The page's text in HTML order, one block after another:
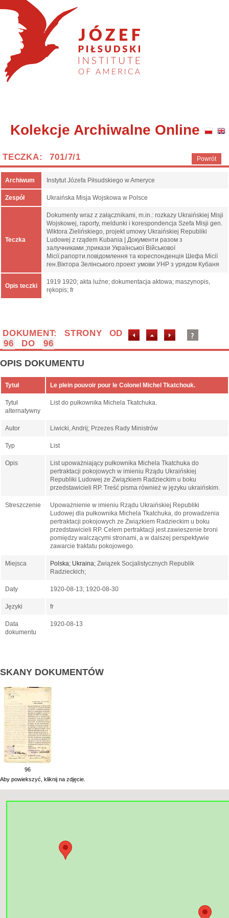
Kolekcje Archiwalne Online
Powrót
TECZKA: 701/7/1
Archiwum Instytut Józefa Piłsudskiego w Ameryce
Zespół Ukraińska Misja Wojskowa w Polsce
Teczka
Dokumenty wraz z załącznikami, m.in.: rozkazy Ukraińskiej Misji
Wojskowej, raporty, meldunki i korespondencja Szefa Misji gen.
Wiktora Zielińskiego, projekt umowy Ukraińskiej Republiki
Ludowej z rządem Kubania | Документи разом з
залучниками.;прикази Української Військової
Місії.рапорти.повідомлення та кореспонденція Шефа Місії
ген.Віктора Зелінського.проект умови УНР з урядом Кубаня
Opis teczki
1919 1920; akta luźne; dokumentacja aktowa; maszynopis,
rękopis; fr
DOKUMENT: STRONY OD
96
DO 96
OPIS DOKUMENTU
Tytuł Le plein pouvoir pour le Colonel Michel Tkatchouk.
Tytuł
alternatywny
List do pułkownika Michela Tkatchuka.
Autor Liwicki, Andrij; Przezes Rady Ministrów
Typ List
Opis
List upoważniający pułkownika Michela Tkatchuka do
pertraktacji pokojowych w imieniu Rządu Ukraińskiej
Republiki Ludowej ze Związkiem Radzieckim u boku
przedstawicieli RP. Treść pisma również w języku ukraińskim.
Streszczenie
Upoważnienie w imieniu Rządu Ukraińskiej Republiki
Ludowej dla pułkownika Michela Tkatchuka, do prowadzenia
pertraktacji pokojowych ze Związkiem Radzieckim u boku
przedstawicieli RP. Celem pertraktacji jest zawieszenie broni
pomiędzy walczącymi stronami, a w dalszej perspektywie
zawarcie traktatu pokojowego.
Miejsca Polska; Ukraina; Związek Socjalistycznych Republik
Radzieckich;
Daty 1920-08-13; 1920-08-30
Języki fr
Data
dokumentu
1920-08-13
SKANY DOKUMENTÓW
96
Aby powiekszyć, kliknij na zdjęcie.